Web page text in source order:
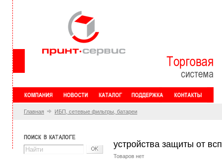
Главная ИБП, сетевые фильтры, батареи
устройства защиты от
Товаров нет